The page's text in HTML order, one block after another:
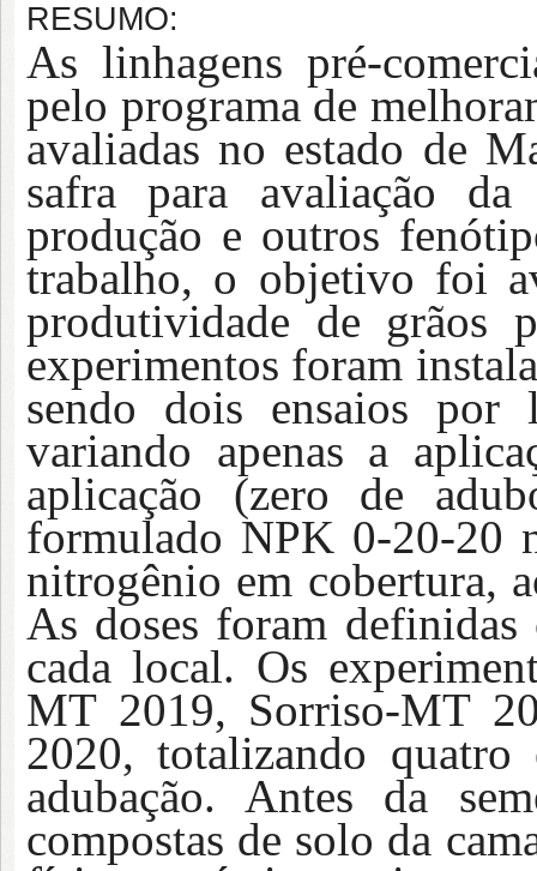
RESUMO:
As linhagens pré-
pelo programa de
avaliadas no estado de
safra para avaliação da
produção e outros
trabalho, o objetivo foi
produtividade de grãos
experimentos foram
sendo dois ensaios por
variando apenas a
aplicação (zero de
formulado NPK 0-20-20
nitrogênio em cobertura,
As doses foram definidas
cada local. Os
MT 2019, Sorriso-MT
2020, totalizando
adubação. Antes da
compostas de solo da